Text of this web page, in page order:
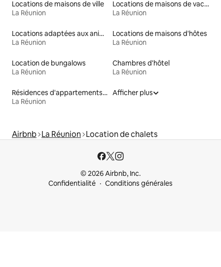
Locations de maisons de ville
La Réunion
Locations de maisons de vacances
La Réunion
Locations adaptées aux animaux
La Réunion
Locations de maisons d'hôtes
La Réunion
Location de bungalows
La Réunion
Chambres d'hôtel
La Réunion
Résidences d'appartements en location
La Réunion
Afficher plus
Airbnb La Réunion Location de chalets
© 2026 Airbnb, Inc.
Confidentialité
Conditions générales